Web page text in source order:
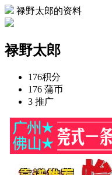
禄野太郎的资料
禄野太郎
176积分
176 蒲币
3 推广